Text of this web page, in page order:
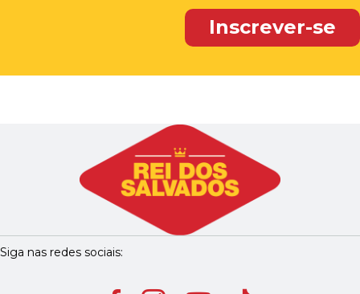
Siga nas redes sociais: